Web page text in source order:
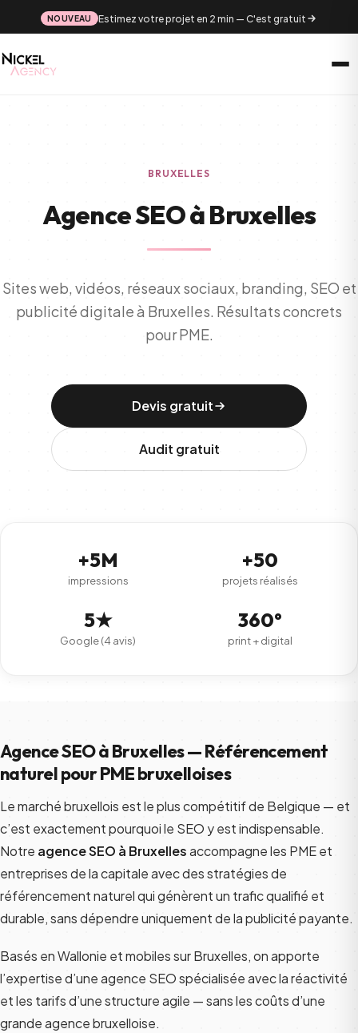
NOUVEAU Estimez votre projet en 2 min — C'est gratuit
BRUXELLES
Agence SEO à Bruxelles
Sites web, vidéos, réseaux sociaux, branding, SEO et
publicité digitale à Bruxelles. Résultats concrets
pour PME.
Devis gratuit
Audit gratuit
+5M
impressions
+50
projets réalisés
5★
Google (4 avis)
360°
print + digital
Agence SEO à Bruxelles — Référencement
naturel pour PME bruxelloises
Le marché bruxellois est le plus compétitif de Belgique — et
c’est exactement pourquoi le SEO y est indispensable.
Notre agence SEO à Bruxellesaccompagne les PME et
entreprises de la capitale avec des stratégies de
référencement naturel qui génèrent un trafic qualifié et
durable, sans dépendre uniquement de la publicité payante.
Basés en Wallonie et mobiles sur Bruxelles, on apporte
l’expertise d’une agence SEO spécialisée avec la réactivité
et les tarifs d’une structure agile — sans les coûts d’une
grande agence bruxelloise.